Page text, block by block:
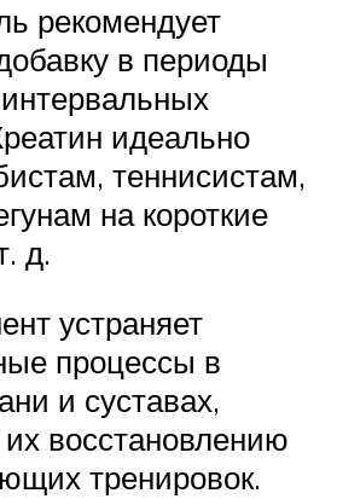
рекомендует
в периоды
идеально
теннисистам,
на короткие
д.
устраняет
процессы в
и суставах,
их восстановлению
тренировок.